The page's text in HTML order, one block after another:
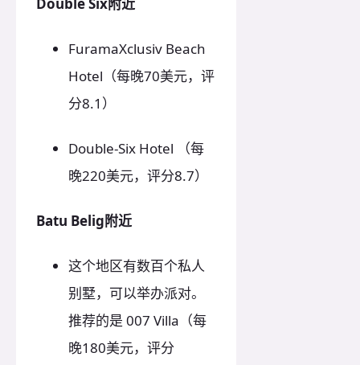
FuramaXclusiv Beach
Hotel（每晚70美元，评
分8.1）
Double-Six Hotel （每
晚220美元，评分8.7）
Batu Belig附近
这个地区有数百个私人
别墅，可以举办派对。
推荐的是 007 Villa（每
晚180美元，评分